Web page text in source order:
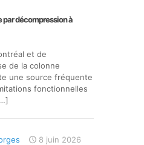
par décompression à
et de
de la colonne
une source fréquente
fonctionnelles
8 juin 2026